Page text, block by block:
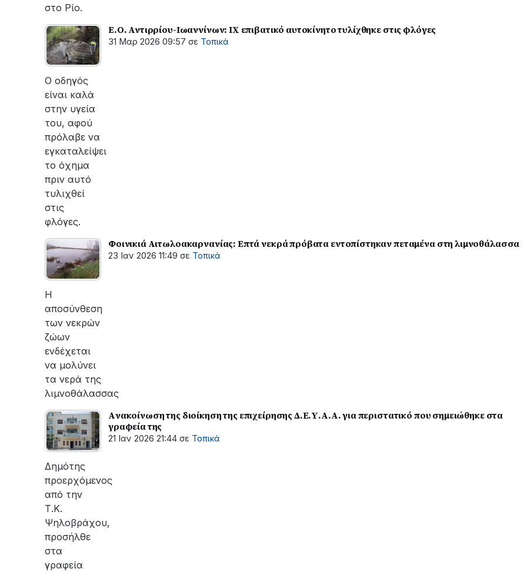
στο Ρίο.
Ε.Ο. Αντιρρίου-Ιωαννίνων: ΙΧ επιβατικό αυτοκίνητο τυλίχθηκε στις φλόγες
31 Μαρ 2026 09:57 σε Τοπικά
Ο οδηγός
είναι καλά
στην υγεία
του, αφού
πρόλαβε να
εγκαταλείψει
το όχημα
πριν αυτό
τυλιχθεί
στις
φλόγες.
Φοινικιά Αιτωλοακαρνανίας: Επτά νεκρά πρόβατα εντοπίστηκαν πεταμένα στη λιμνοθάλασσα
23 Ιαν 2026 11:49 σε Τοπικά
H
αποσύνθεση
των νεκρών
ζώων
ενδέχεται
να μολύνει
τα νερά της
λιμνοθάλασσας
Aνακοίνωση της διοίκηση της επιχείρησης Δ.Ε.Υ.Α.Α. για περιστατικό που σημειώθηκε στα
γραφεία της
21 Ιαν 2026 21:44 σε Τοπικά
Δημότης
προερχόμενος
από την
Τ.Κ.
Ψηλοβράχου,
προσήλθε
στα
γραφεία